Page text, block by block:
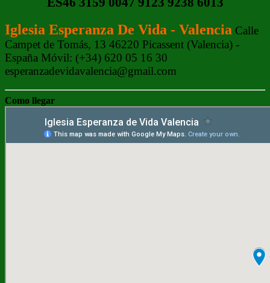
Iglesia Esperanza De Vida - Valencia Calle
Campet de Tomás, 13 46220 Picassent (Valencia) -
España Móvil: (+34) 620 05 16 30
esperanzadevidavalencia@gmail.com
Como llegar